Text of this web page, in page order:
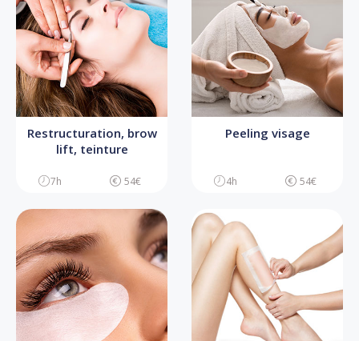
Restructuration, brow
lift, teinture
7h 54€
Peeling visage
4h 54€